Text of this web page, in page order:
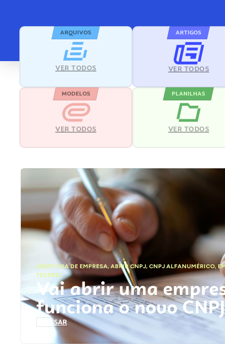
ARQUIVOS
VER TODOS
ARTIGOS
VER TODOS
MODELOS
VER TODOS
PLANILHAS
VER TODOS
ABERTURA DE EMPRESA,ABRIR CNPJ, CNPJ ALFANUMÉRICO,
FEDERAL
Vai abrir uma
funciona o novo
ACESSAR